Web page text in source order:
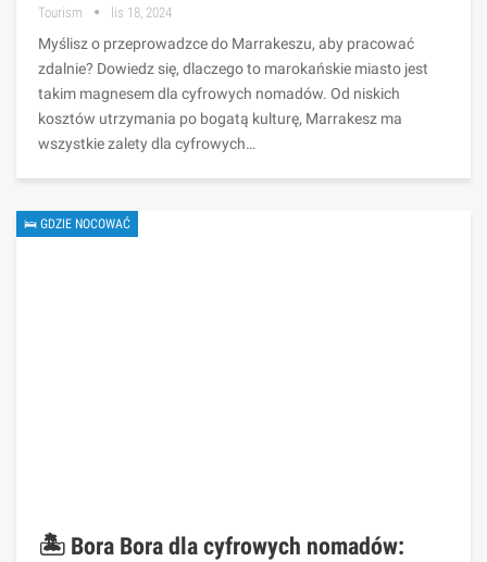
Tourism lis 18, 2024
Myślisz o przeprowadzce do Marrakeszu, aby pracować
zdalnie? Dowiedz się, dlaczego to marokańskie miasto jest
takim magnesem dla cyfrowych nomadów. Od niskich
kosztów utrzymania po bogatą kulturę, Marrakesz ma
wszystkie zalety dla cyfrowych…
🛌 GDZIE NOCOWAĆ
🏝️ Bora Bora dla cyfrowych nomadów: